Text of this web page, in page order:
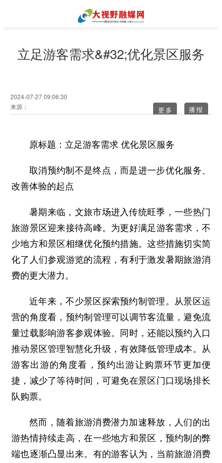
立足游客需求&#32;优化景区服务
2024-07-27 09:06:30
来源：
更多
原标题：立足游客需求 优化景区服务
取消预约制不是终点，而是进一步优化服务、
改善体验的起点
暑期来临，文旅市场进入传统旺季，一些热门
旅游景区迎来接待高峰。为更好满足游客需求，不
少地方和景区相继优化预约措施。这些措施切实简
化了人们参观游览的流程，有利于激发暑期旅游消
费的更大潜力。
近年来，不少景区探索预约制管理。从景区运
营的角度看，预约制管理可以调节客流量，避免流
量过载影响游客参观体验。同时，还能以预约入口
推动景区管理智慧化升级，有效降低管理成本。从
游客出游的角度看，预约出游让购票环节更加便
捷，减少了等待时间，可避免在景区门口现场排长
队购票。
然而，随着旅游消费潜力加速释放，人们的出
游热情持续走高，在一些地方和景区，预约制的弊
端也逐渐凸显出来。有的游客认为，当前旅游消费